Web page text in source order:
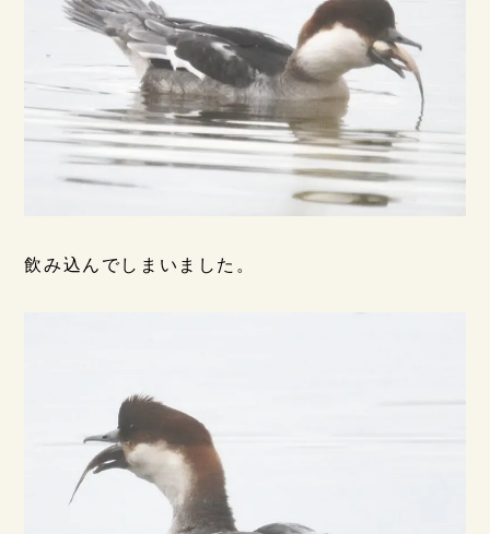
飲み込んでしまいました。